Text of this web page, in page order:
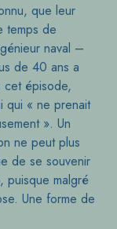
que leur
temps de
naval –
de 40 ans a
cet épisode,
qui « ne prenait
». Un
ne peut plus
de se souvenir
puisque malgré
Une forme de